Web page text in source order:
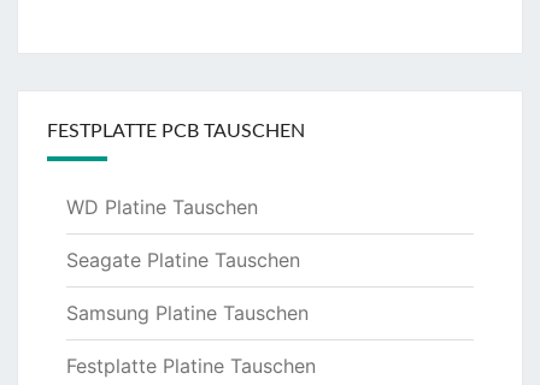
FESTPLATTE PCB TAUSCHEN
WD Platine Tauschen
Seagate Platine Tauschen
Samsung Platine Tauschen
Festplatte Platine Tauschen